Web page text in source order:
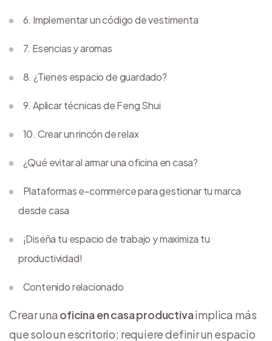
Crear una oficina en casa productivaimplica más
que solo un escritorio; requiere definir un espacio
6. Implementar un código de vestimenta
7. Esencias y aromas
8. ¿Tienes espacio de guardado?
9. Aplicar técnicas de Feng Shui
10. Crear un rincón de relax
¿Qué evitar al armar una oficina en casa?
Plataformas e-commerce para gestionar tu marca
desde casa
¡Diseña tu espacio de trabajo y maximiza tu
productividad!
Contenido relacionado